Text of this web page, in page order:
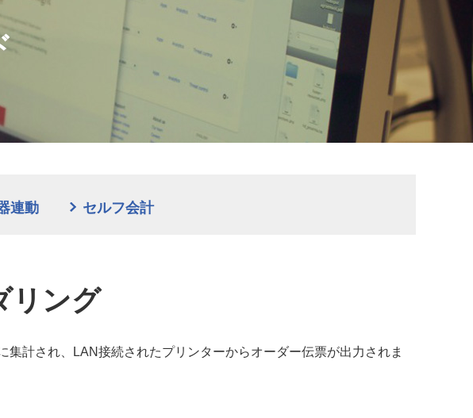
連動 セルフ会計
リング
計され、LAN接続されたプリンターからオーダー伝票が出力されま